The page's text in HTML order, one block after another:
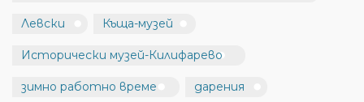
Левски Къща-музей
Исторически музей-Килифарево
зимно работно време дарения